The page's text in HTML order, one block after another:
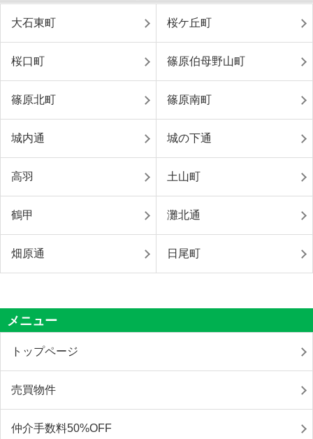
大石東町 桜ケ丘町
桜口町 篠原伯母野山町
篠原北町 篠原南町
城内通 城の下通
高羽 土山町
鶴甲 灘北通
畑原通 日尾町
メニュー
トップページ
売買物件
仲介手数料50%OFF